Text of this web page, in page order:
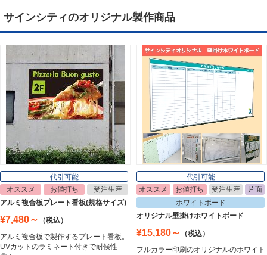
ライトパネル
Light Panel
ポスターフレーム
Poster Frame
イーゼル
Easel
サインシティのオリジナル製作商品
代引可能
オススメ
お値打ち
受注生産
アルミ複合板プレート看板(規格サイズ)
¥7,480～
（税込）
アルミ複合板で製作するプレート看板。
UVカットのラミネート付きで耐候性
代引可能
オススメ
お値打ち 受注生産
片面
ホワイトボード
オリジナル壁掛けホワイトボード
¥15,180～
（税込）
フルカラー印刷のオリジナルのホワイト